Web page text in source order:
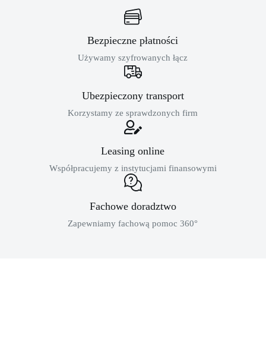
Bezpieczne płatności
Używamy szyfrowanych łącz
Ubezpieczony transport
Korzystamy ze sprawdzonych firm
Leasing online
Współpracujemy z instytucjami finansowymi
Fachowe doradztwo
Zapewniamy fachową pomoc 360°